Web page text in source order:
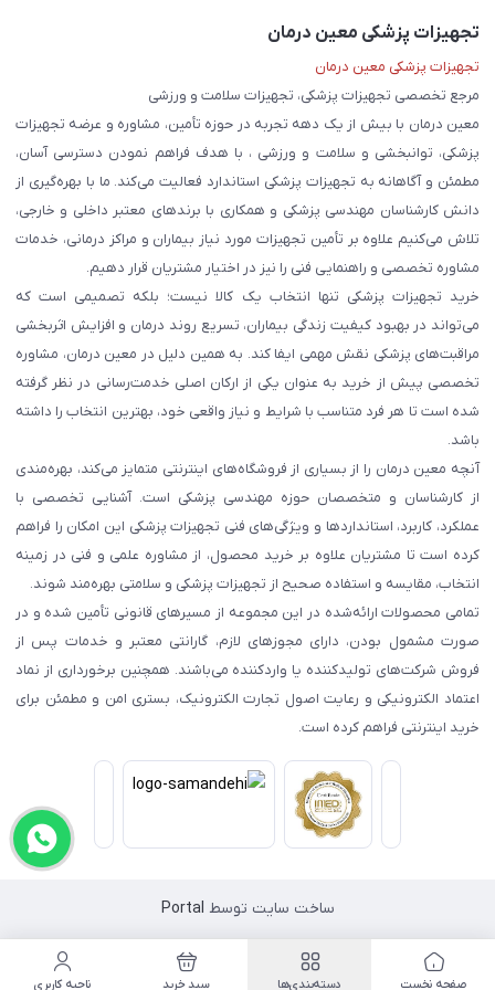
تجهیزات پزشکی معین درمان
تجهیزات پزشکی معین درمان
مرجع تخصصی تجهیزات پزشکی، تجهیزات سلامت و ورزشی
معین درمان با بیش از یک دهه تجربه در حوزه تأمین، مشاوره و عرضه تجهیزات
پزشکی، توانبخشی و سلامت و ورزشی ، با هدف فراهم نمودن دسترسی آسان،
مطمئن و آگاهانه به تجهیزات پزشکی استاندارد فعالیت می‌کند. ما با بهره‌گیری از
دانش کارشناسان مهندسی پزشکی و همکاری با برندهای معتبر داخلی و خارجی،
تلاش می‌کنیم علاوه بر تأمین تجهیزات مورد نیاز بیماران و مراکز درمانی، خدمات
مشاوره تخصصی و راهنمایی فنی را نیز در اختیار مشتریان قرار دهیم.
خرید تجهیزات پزشکی تنها انتخاب یک کالا نیست؛ بلکه تصمیمی است که
می‌تواند در بهبود کیفیت زندگی بیماران، تسریع روند درمان و افزایش اثربخشی
مراقبت‌های پزشکی نقش مهمی ایفا کند. به همین دلیل در معین درمان، مشاوره
تخصصی پیش از خرید به عنوان یکی از ارکان اصلی خدمت‌رسانی در نظر گرفته
شده است تا هر فرد متناسب با شرایط و نیاز واقعی خود، بهترین انتخاب را داشته
باشد.
آنچه معین درمان را از بسیاری از فروشگاه‌های اینترنتی متمایز می‌کند، بهره‌مندی
از کارشناسان و متخصصان حوزه مهندسی پزشکی است. آشنایی تخصصی با
عملکرد، کاربرد، استانداردها و ویژگی‌های فنی تجهیزات پزشکی این امکان را فراهم
کرده است تا مشتریان علاوه بر خرید محصول، از مشاوره علمی و فنی در زمینه
انتخاب، مقایسه و استفاده صحیح از تجهیزات پزشکی و سلامتی بهره‌مند شوند.
تمامی محصولات ارائه‌شده در این مجموعه از مسیرهای قانونی تأمین شده و در
صورت مشمول بودن، دارای مجوزهای لازم، گارانتی معتبر و خدمات پس از
فروش شرکت‌های تولیدکننده یا واردکننده می‌باشند. همچنین برخورداری از نماد
اعتماد الکترونیکی و رعایت اصول تجارت الکترونیک، بستری امن و مطمئن برای
خرید اینترنتی فراهم کرده است.
ساخت سایت توسط Portal
صفحه نخست دسته‌بندی‌ها سبد خرید ناحیه کاربری